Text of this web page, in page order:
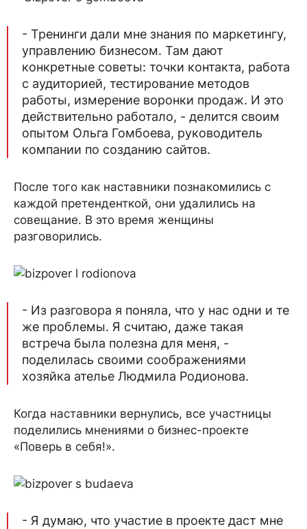
- Тренинги дали мне знания по маркетингу,
управлению бизнесом. Там дают
конкретные советы: точки контакта, работа
с аудиторией, тестирование методов
работы, измерение воронки продаж. И это
действительно работало, - делится своим
опытом Ольга Гомбоева, руководитель
компании по созданию сайтов.
После того как наставники познакомились с
каждой претенденткой, они удалились на
совещание. В это время женщины
разговорились.
- Из разговора я поняла, что у нас одни и те
же проблемы. Я считаю, даже такая
встреча была полезна для меня, -
поделилась своими соображениями
хозяйка ателье Людмила Родионова.
Когда наставники вернулись, все участницы
поделились мнениями о бизнес-проекте
«Поверь в себя!».
- Я думаю, что участие в проекте даст мне